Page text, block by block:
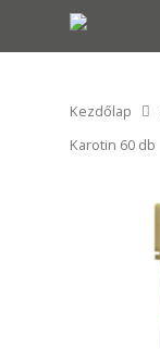
Kezdőlap
Karotin 60 db